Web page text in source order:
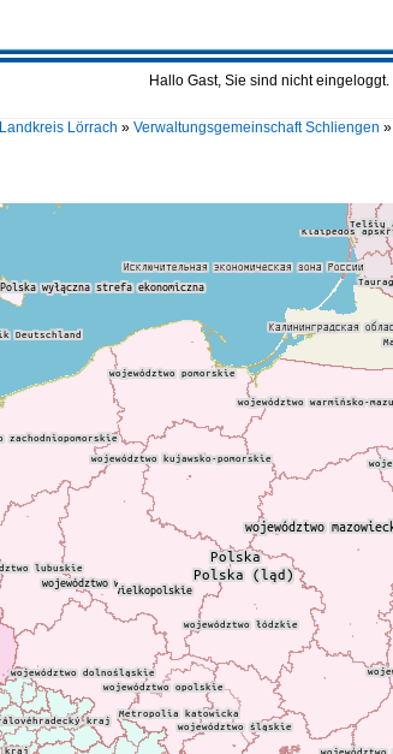
Hallo Gast, Sie sind nicht eingeloggt.
Landkreis Lörrach » Verwaltungsgemeinschaft Schliengen »